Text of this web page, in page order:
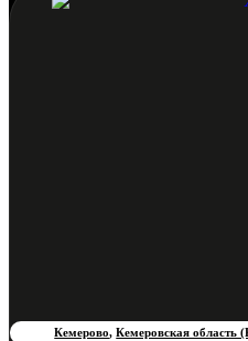
Кемерово,Кемеровская область